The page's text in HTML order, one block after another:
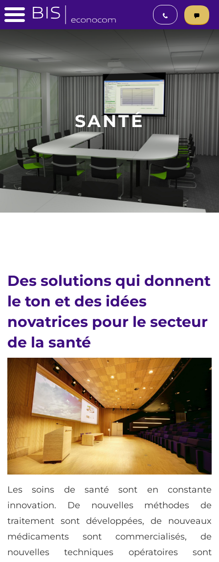
SANTÉ
Des solutions qui donnent
le ton et des idées
novatrices pour le secteur
de la santé
Les soins de santé sont en constante
innovation. De nouvelles méthodes de
traitement sont développées, de nouveaux
médicaments sont commercialisés, de
nouvelles techniques opératoires sont